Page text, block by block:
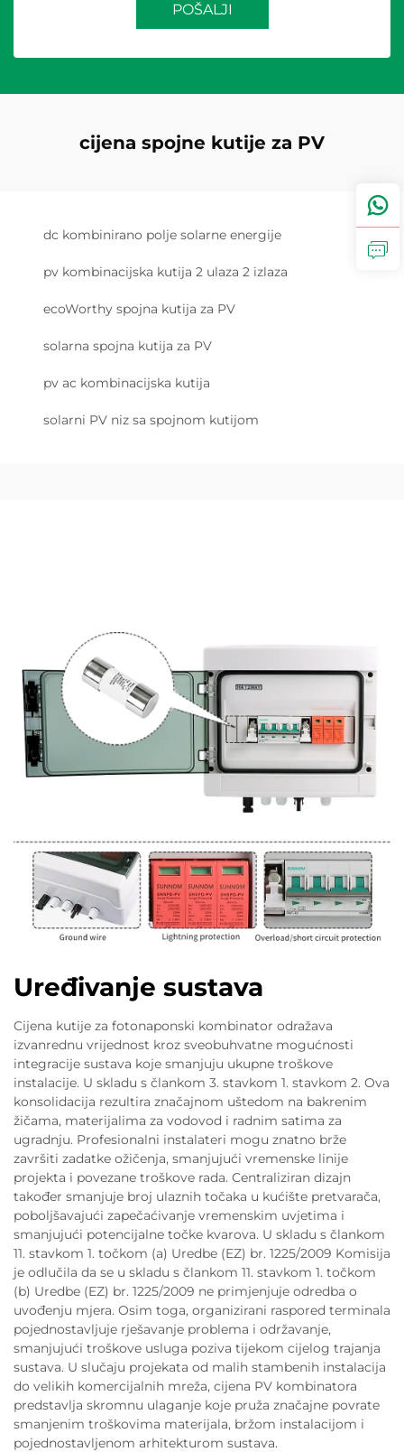
POŠALJI
cijena spojne kutije za PV
dc kombinirano polje solarne energije
pv kombinacijska kutija 2 ulaza 2 izlaza
ecoWorthy spojna kutija za PV
solarna spojna kutija za PV
pv ac kombinacijska kutija
solarni PV niz sa spojnom kutijom
Uređivanje sustava
Cijena kutije za fotonaponski kombinator odražava
izvanrednu vrijednost kroz sveobuhvatne mogućnosti
integracije sustava koje smanjuju ukupne troškove
instalacije. U skladu s člankom 3. stavkom 1. stavkom 2. Ova
konsolidacija rezultira značajnom uštedom na bakrenim
žičama, materijalima za vodovod i radnim satima za
ugradnju. Profesionalni instalateri mogu znatno brže
završiti zadatke ožičenja, smanjujući vremenske linije
projekta i povezane troškove rada. Centraliziran dizajn
također smanjuje broj ulaznih točaka u kućište pretvarača,
poboljšavajući zapečaćivanje vremenskim uvjetima i
smanjujući potencijalne točke kvarova. U skladu s člankom
11. stavkom 1. točkom (a) Uredbe (EZ) br. 1225/2009 Komisija
je odlučila da se u skladu s člankom 11. stavkom 1. točkom
(b) Uredbe (EZ) br. 1225/2009 ne primjenjuje odredba o
uvođenju mjera. Osim toga, organizirani raspored terminala
pojednostavljuje rješavanje problema i održavanje,
smanjujući troškove usluga poziva tijekom cijelog trajanja
sustava. U slučaju projekata od malih stambenih instalacija
do velikih komercijalnih mreža, cijena PV kombinatora
predstavlja skromnu ulaganje koje pruža značajne povrate
smanjenim troškovima materijala, bržom instalacijom i
pojednostavljenom arhitekturom sustava.